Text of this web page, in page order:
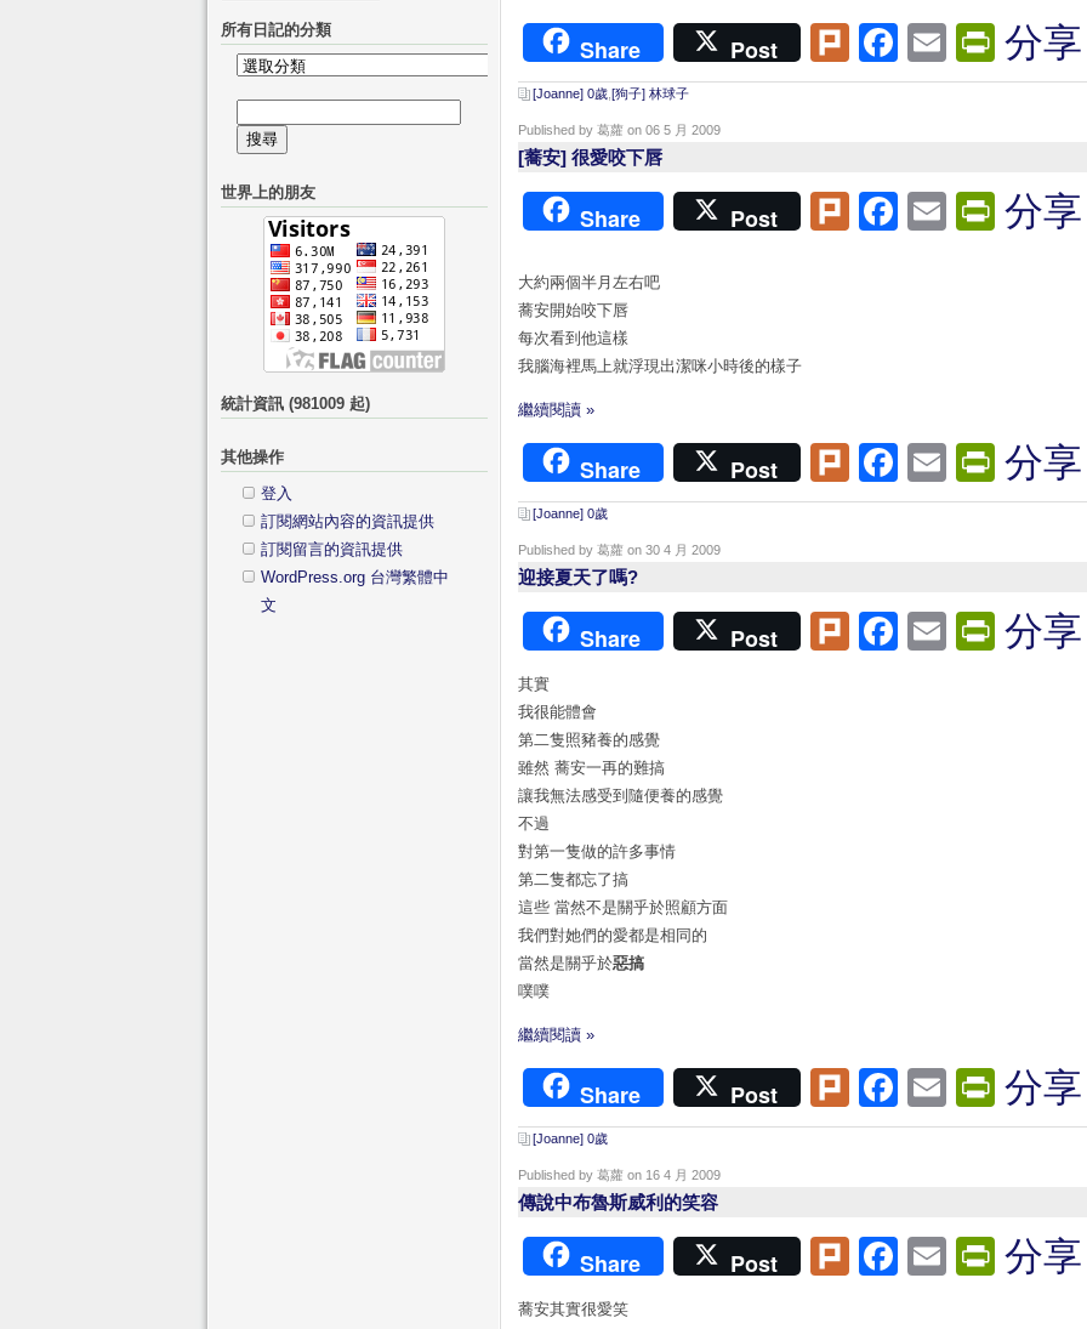
Share Post PlurkFacebook
Email分享
[Joanne] 0歲 [狗子] 林球子
Published by 葛蘿 on 06 5 月 2009
[蕎安] 很愛咬下唇
Share Post PlurkFacebook
Email分享
大約兩個半月左右吧
蕎安開始咬下唇
每次看到他這樣
我腦海裡馬上就浮現出潔咪小時後的樣子
繼續閱讀 »
Share Post PlurkFacebook
Email分享
[Joanne] 0歲
Published by 葛蘿 on 30 4 月 2009
迎接夏天了嗎?
Share Post PlurkFacebook
Email分享
其實
我很能體會
第二隻照豬養的感覺
雖然 蕎安一再的難搞
讓我無法感受到隨便養的感覺
不過
對第一隻做的許多事情
第二隻都忘了搞
這些 當然不是關乎於照顧方面
我們對她們的愛都是相同的
當然是關乎於惡搞
噗噗
繼續閱讀 »
Share Post PlurkFacebook
Email分享
[Joanne] 0歲
Published by 葛蘿 on 16 4 月 2009
傳說中布魯斯威利的笑容
Share Post PlurkFacebook
Email分享
蕎安其實很愛笑
整
所有日記的分類
所
日
記
分
尋
鍵
世界上的朋友
統計資訊 (981009 起)
其他操作
登入
訂閱網站內容的資訊提供
訂閱留言的資訊提供
WordPress.org 台灣繁體中
文